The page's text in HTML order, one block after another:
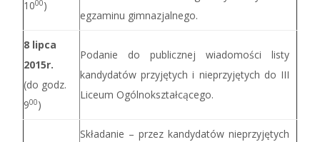
1000)
egzaminu gimnazjalnego.
8 lipca
2015r.
(do godz.
900)
Podanie do publicznej wiadomości listy
kandydatów przyjętych i nieprzyjętych do III
Liceum Ogólnokształcącego.
Składanie – przez kandydatów nieprzyjętych